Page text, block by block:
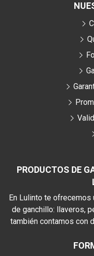
PRODUCTOS DE
En Lulinto te ofrecemos
de ganchillo: llaveros,
también contamos con